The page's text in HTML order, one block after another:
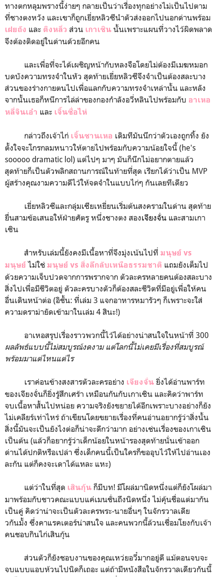
ทางตกหลุมพรางนี้ง่ายๆ กลายเป็นว่าเรื่องทุกอย่างไม่เป็นไปตาม
ที่ชางตงหวัง และเขาก็ถูกเยี่ยหลิวซีนำตัวส่งออกไปนอกด่านพร้อม
เฝยถัง และ ติงหลิ่ว ส่วน เกาเซิน นั้นเพราะแผนที่วางไว้ผิดพลาด
จึงต้องติดอยู่ในด่านด้วยอีกคน
และเพื่อที่จะได้เผชิญหน้ากับหลงจือโดยไม่ต้องมีเมฆหมอก
บดบังความทรงจำในหัว สุดท้ายเยี่ยหลิวซีจึงจำเป็นต้องสละบาง
ส่วนของร่างกายตนไปเพื่อแลกกับความทรงจำเหล่านั้น และหลัง
จากนั้นเธอก็หนีการไล่ล่าของกองกำลังอวี่หลินไปพร้อมกับ อาเหอ
หลี่จินเอ๋า และ เจิ้นซื่อไห่
กล่าวถึงเจ้าไก่ เจิ้นซานเหอ เดิมทีมันนึกว่าตัวเองถูกทิ้ง ยัง
ตั้งใจจะโกรกลมหนาวให้ตายไปพร้อมกับความน้อยใจนี้ (he's
sooooo dramatic lol) แต่ไปๆ มาๆ มันก็นึกไม่อยากตายแล้ว
สุดท้ายก็เป็นตัวพลิกสถานการณ์ในท้ายที่สุด เรียกได้ว่าเป็น MVP
ผู้สร้างคุณงามความดีไว้ให้จดจำในแบบไก่ๆ กันเลยทีเดียว
เยี่ยหลิวซีและกลุ่มเซียเหยี่ยนเริ่มต้นสงครามในด่าน สุดท้าย
ยื่นสามข้อเสนอให้ฝ่ายศัตรู หนึ่งชางตง สองเจียงจั่น และสามเกา
เซิน
สำหรับเล่มนี้ยังคงมีเนื้อหาที่จึงมุ่งเน้นไปที่ มนุษย์ vs
มนุษย์ไม่ใช่ มนุษย์ vs สิ่งลึกลับเหนือธรรมชาติ แถมยังเต็มไป
ด้วยความเจ็บปวดจากการพรากจาก ตัวละครหลายคนต้องสละบาง
สิ่งไปเพื่อมีชีวิตอยู่ ตัวละครบางตัวก็ต้องสละชีวิตที่มีอยู่เพื่อให้คน
อื่นเดินหน้าต่อ (อิชั้น: ที่เล่ม 3 แจกอาหารหมารัวๆ ก็เพราะจะใส่
ความดราม่ายัดเข้ามาในเล่ม 4 สินะ!)
อาเหอสรุปเรื่องราวพวกนี้ไว้ได้อย่างน่าสนใจในหน้าที่ 300
ผลลัพธ์แบบนี้ไม่สมบูรณ์งดงาม แต่โลกนี้ไม่เคยมีเรื่องที่สมบูรณ์
พร้อมมาแต่ไหนแต่ไร
เราค่อนข้างสงสารตัวละครอย่าง เจียงจั่น ยิ่งได้อ่านพาร์ท
ของเจียงจั่นก็ยิ่งรู้สึกเศร้า เหมือนกันกับเกาเซิน และคิดว่าพาร์ท
จบเนื้อหาสั้นไปหน่อย ความจริงยังขยายได้อีกเพราะบางอย่างก็ยัง
ไม่เคลียร์เท่าไหร่ ถ้าเขียนโดยขยายเรื่องที่คนอ่านอยากรู้ว่าสิ่งนั้น
สิ่งนี้มันจะเป็นยังไงต่อก็น่าจะดีกว่ามาก อย่างเช่นเรื่องของเกาเซิน
เป็นต้น (แล้วก็อยากรู้ว่าเด็กน้อยในหน้ารองสุดท้ายนั่นเข้าออก
ด่านได้ปกติหรือเปล่า ซึ่งเด็กคนนี้เป็นใครก็ขออุบไว้ให้ไปอ่านเอง
ละกัน แต่ก็คงจะเดาได้แหละ แหะ)
แต่ว่าในที่สุด เสินกุ้น ก็มีบท! มีโผล่มานิดหนึ่งแต่ก็ยังโผล่มา
มาพร้อมกับชาวคณะแบบแค่เมนชั่นถึงนิดหนึ่ง ไม่คุ้นชื่อแต่มากัน
เป็นคู่ คิดว่าน่าจะเป็นตัวละครพระ-นายอื่นๆ ในจักรวาลเดีย
วกันมั้ง ซึ่งคาแรคเตอร์น่าสนใจ และคนพวกนี้ล้วนเชื่อมโยงกับเจ้า
คนชอบกินไก่เสินกุ้น
ส่วนตัวก็ยังชอบงานของคุณเหว่ยอวี๋มากอยู่ดี แม้ตอนจบจะ
จบแบบแอบห้วนไปนิดก็เถอะ แต่ถ้ามีหนังสือในจักรวาลเดียวกันนี้